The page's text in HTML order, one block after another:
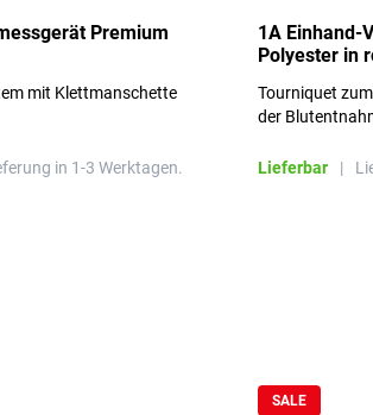
Premium
mit Klettmanschette
in 1-3 Werktagen.
1A Einhand-
Polyester in
Tourniquet
der
Lieferbar |
SALE